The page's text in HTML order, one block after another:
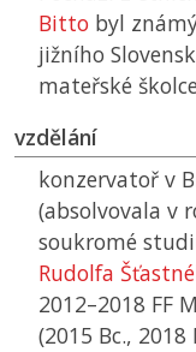
Bitto byl
jižního
mateřské
vzdělání
konzervatoř v
(absolvovala v
soukromé
Rudolfa
2012–2018 FF
(2015 Bc., 2018